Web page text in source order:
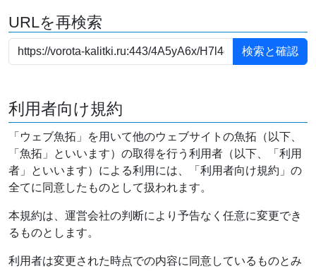
URLを再検索
利用者向け規約
「ウェブ魚拓」を用いて他のウェブサイトの魚拓（以下、
「魚拓」といいます）の取得を行う利用者（以下、「利用
者」といいます）による利用には、「利用者向け規約」の
全てに同意したものとして扱われます。
本規約は、運営会社の判断により予告なく任意に変更でき
るものとします。
利用者は変更された時点での内容に同意しているものとみ